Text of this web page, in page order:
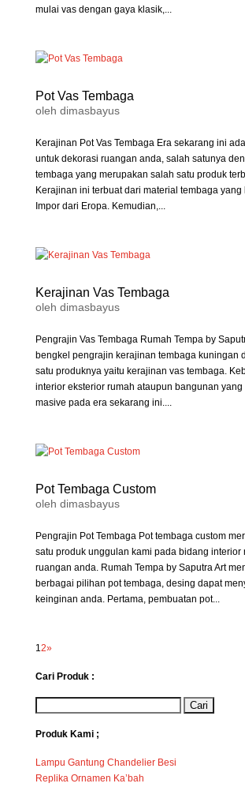
mulai vas dengan gaya klasik,...
Pot Vas Tembaga
oleh dimasbayus
Kerajinan Pot Vas Tembaga Era sekarang ini
untuk dekorasi ruangan anda, salah satunya
tembaga yang merupakan salah satu produk
Kerajinan ini terbuat dari material tembaga
Impor dari Eropa. Kemudian,...
Kerajinan Vas Tembaga
oleh dimasbayus
Pengrajin Vas Tembaga Rumah Tempa by
bengkel pengrajin kerajinan tembaga kuningan
satu produknya yaitu kerajinan vas tembaga.
interior eksterior rumah ataupun bangunan
masive pada era sekarang ini....
Pot Tembaga Custom
oleh dimasbayus
Pengrajin Pot Tembaga Pot tembaga custom
satu produk unggulan kami pada bidang interior
ruangan anda. Rumah Tempa by Saputra Art
berbagai pilihan pot tembaga, desing dapat
keinginan anda. Pertama, pembuatan pot...
12»
Cari Produk :
Produk Kami ;
Lampu Gantung Chandelier Besi
Replika Ornamen Ka’bah